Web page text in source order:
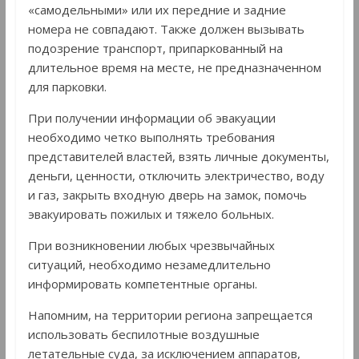
«самодельными» или их передние и задние
номера не совпадают. Также должен вызывать
подозрение транспорт, припаркованный на
длительное время на месте, не предназначенном
для парковки.
При получении информации об эвакуации
необходимо четко выполнять требования
представителей властей, взять личные документы,
деньги, ценности, отключить электричество, воду
и газ, закрыть входную дверь на замок, помочь
эвакуировать пожилых и тяжело больных.
При возникновении любых чрезвычайных
ситуаций, необходимо незамедлительно
информировать компетентные органы.
Напомним, на территории региона запрещается
использовать беспилотные воздушные
летательные суда, за исключением аппаратов,